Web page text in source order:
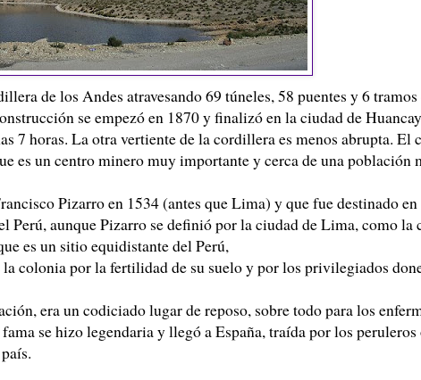
de los Andes atravesando 69 túneles, 58 puentes y 6 tramos
se empezó en 1870 y finalizó en la ciudad de
7 horas. La otra vertiente de la cordillera es menos abrupta. El
es un centro minero muy importante y cerca de una población
Pizarroen 1534 (antes que Lima) y que fue destinado en
Perú, aunquePizarro se definió por la ciudad de Lima, como la
es un sitio equidistante del Perú,
la colonia por la fertilidad de su suelo y por los privilegiados
era un codiciado lugar de reposo, sobre todo para los
se hizo legendaria y llegó a España, traída por los peruleros